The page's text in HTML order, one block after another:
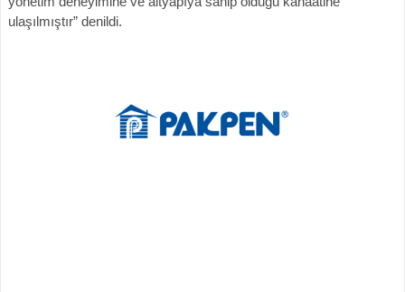
ulaşılmıştır” denildi.